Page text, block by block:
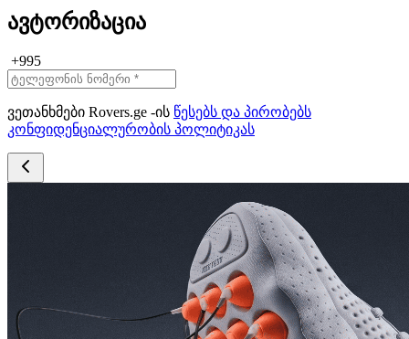
ავტორიზაცია
+995
ვეთანხმები Rovers.ge -ის წესებს და პირობებს
კონფიდენციალურობის პოლიტიკას